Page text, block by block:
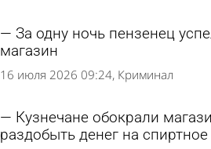
За одну ночь пензенец
магазин
16 июля 2026 09:24 Криминал
Кузнечане обокрали
раздобыть денег на спиртное